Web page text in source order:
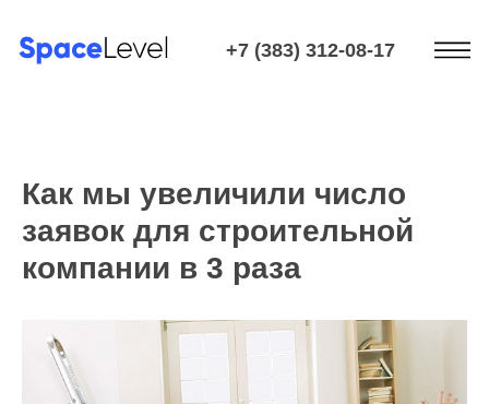
+7 (383) 312-08-17
Как мы увеличили число
заявок для строительной
компании в 3 раза